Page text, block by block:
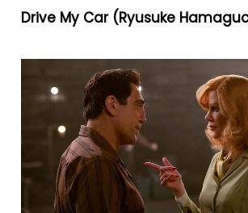
Drive My Car (Ryusuke